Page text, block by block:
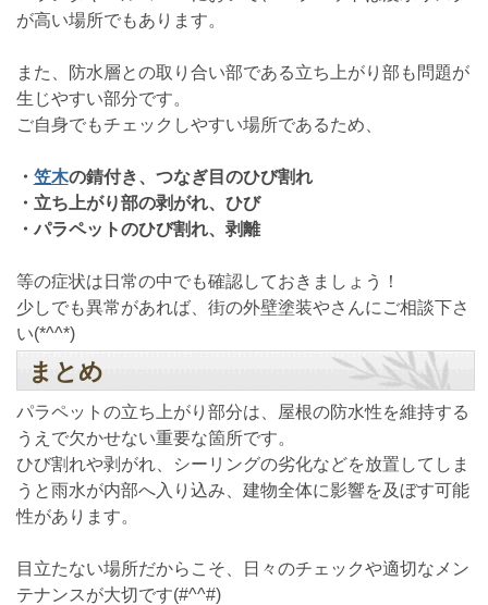
が高い場所でもあります。
また、防水層との取り合い部である立ち上がり部も問題が
生じやすい部分です。
ご自身でもチェックしやすい場所であるため、
・ 笠木の錆付き、つなぎ目のひび割れ
・立ち上がり部の剥がれ、ひび
・パラペットのひび割れ、剥離
等の症状は日常の中でも確認しておきましょう！
少しでも異常があれば、街の外壁塗装やさんにご相談下さ
い(*^^*)
まとめ
パラペットの立ち上がり部分は、屋根の防水性を維持する
うえで欠かせない重要な箇所です。
ひび割れや剥がれ、シーリングの劣化などを放置してしま
うと雨水が内部へ入り込み、建物全体に影響を及ぼす可能
性があります。
目立たない場所だからこそ、日々のチェックや適切なメン
テナンスが大切です(#^^#)